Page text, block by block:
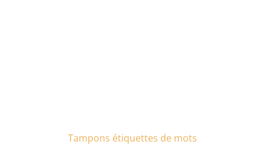
Tampons étiquettes de mots